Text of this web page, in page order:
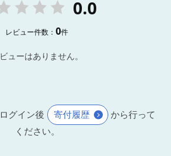
0.0
レビュー件数：0件
ューはありません。
グイン後 寄付履歴
から行って
ください。